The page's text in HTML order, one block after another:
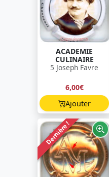
ACADEMIE
CULINAIRE
5 Joseph Favre
6,00€
Ajouter
Dernière !